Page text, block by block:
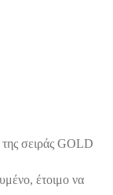
σειράς GOLD
έτοιμο να